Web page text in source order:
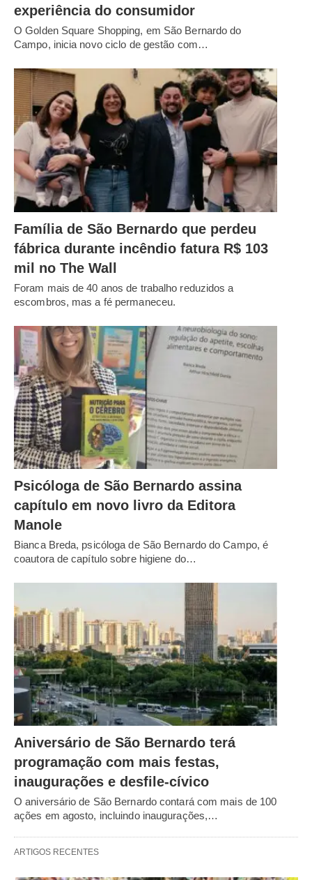
experiência do consumidor
O Golden Square Shopping, em São Bernardo do
Campo, inicia novo ciclo de gestão com…
Família de São Bernardo que perdeu
fábrica durante incêndio fatura R$ 103
mil no The Wall
Foram mais de 40 anos de trabalho reduzidos a
escombros, mas a fé permaneceu.
Psicóloga de São Bernardo assina
capítulo em novo livro da Editora
Manole
Bianca Breda, psicóloga de São Bernardo do Campo, é
coautora de capítulo sobre higiene do…
Aniversário de São Bernardo terá
programação com mais festas,
inaugurações e desfile-cívico
O aniversário de São Bernardo contará com mais de 100
ações em agosto, incluindo inaugurações,…
ARTIGOS RECENTES